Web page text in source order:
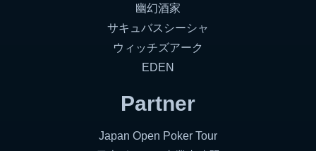
幽幻酒家
サキュバスシーシャ
ウィッチズアーク
EDEN
Partner
Japan Open Poker Tour